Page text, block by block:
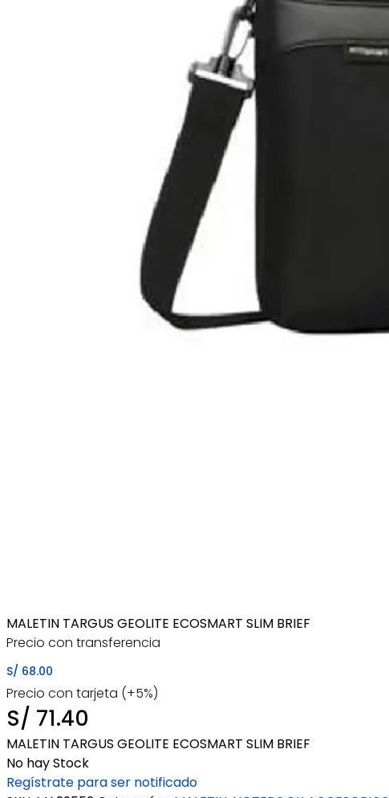
MALETIN TARGUS GEOLITE ECOSMART SLIM BRIEF
Precio con transferencia
S/ 68.00
Precio con tarjeta (+5%)
S/ 71.40
MALETIN TARGUS GEOLITE ECOSMART SLIM BRIEF
No hay Stock
Regístrate para ser notificado